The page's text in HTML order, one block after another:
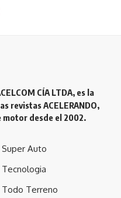
CÍA LTDA, es la
revistas ACELERANDO,
desde el 2002.
Super Auto
Tecnologia
Todo Terreno